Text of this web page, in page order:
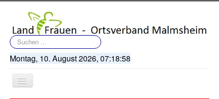
Suchen
...
Montag, 10. August 2026, 07:18:58
Navigation